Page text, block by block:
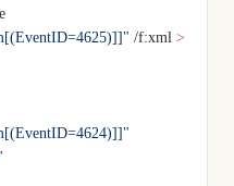
/f:xml >